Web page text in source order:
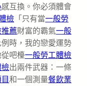
感互換。你必須體會
檢 「只有當一般勞
薦財富的霸氣一般
時，我的戀愛運勢
吧檯一般勞工體檢
出兩件武器：一條
和一個測量餐飲業